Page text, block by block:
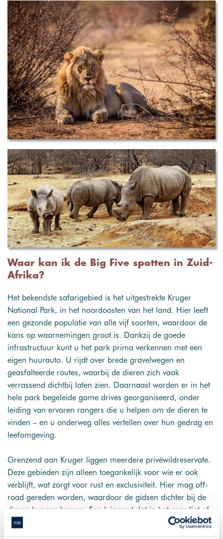
Waar kan ik de Big Five spotten in Zuid-
Afrika?
Het bekendste safarigebied is het uitgestrekte Kruger
National Park, in het noordoosten van het land. Hier leeft
een gezonde populatie van alle vijf soorten, waardoor de
kans op waarnemingen groot is. Dankzij de goede
infrastructuur kunt u het park prima verkennen met een
eigen huurauto. U rijdt over brede gravelwegen en
geasfalteerde routes, waarbij de dieren zich vaak
verrassend dichtbij laten zien. Daarnaast worden er in het
hele park begeleide game drives georganiseerd, onder
leiding van ervaren rangers die u helpen om de dieren te
vinden – en u onderweg alles vertellen over hun gedrag en
leefomgeving.
Grenzend aan Kruger liggen meerdere privéwildreservate.
Deze gebieden zijn alleen toegankelijk voor wie er ook
verblijft, wat zorgt voor rust en exclusiviteit. Hier mag off-
road gereden worden, waardoor de gidsen dichter bij de
dieren kunnen komen. Een luipaard dat in het gras ligt of
een groep leeuwen die net een prooi heeft geslagen: in